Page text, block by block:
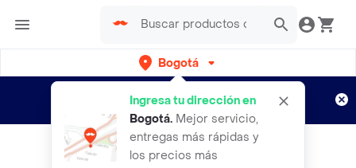
Bogotá
Ingresa tu dirección en
Bogotá. Mejor servicio,
entregas más rápidas y
los precios más
envíos gratis por semanas
Aplican TyC